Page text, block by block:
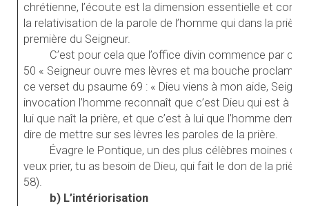
chrétienne, l’écoute est la dimension essentielle et
la relativisation de la parole de l’homme qui dans la
première du Seigneur.
C’est pour cela que l’office divin commence par
50 « Seigneur ouvre mes lèvres et ma bouche
ce verset du psaume 69 : « Dieu viens à mon aide,
invocation l’homme reconnaît que c’est Dieu qui est à la
lui que naît la prière, et que c’est à lui que l’homme
dire de mettre sur ses lèvres les paroles de la prière.
Évagre le Pontique, un des plus célèbres moines du
veux prier, tu as besoin de Dieu, qui fait le don de la prière
58).
b) L’intériorisation